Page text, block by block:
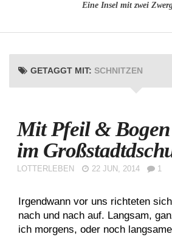
Eine Insel mit zwei
GETAGGT MIT: SCHNITZEN
Mit Pfeil &
im
LOTTERLEBEN 22 JUN, 2014 1
Irgendwann vor uns richteten
nach und nach auf. Langsam,
ich morgens, oder noch